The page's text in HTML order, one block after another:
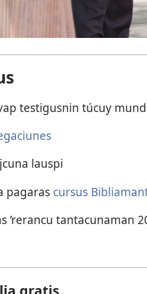
testigusnin túcuy
lauspi
pagaras cursus
’rerancu tantacunaman
gratis